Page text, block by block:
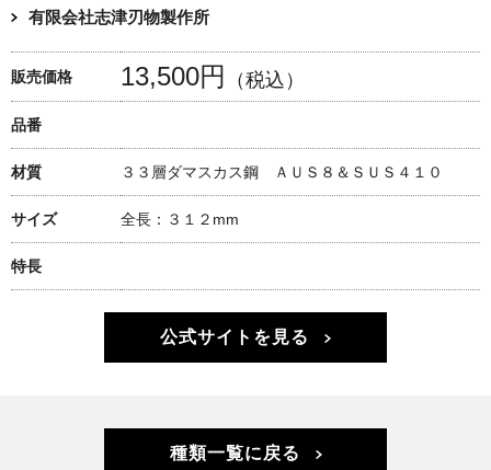
有限会社志津刃物製作所
販売価格 13,500円 （税込）
品番
材質 ３３層ダマスカス鋼 ＡＵＳ８＆ＳＵＳ４１０
サイズ 全長：３１２mm
特長
公式サイトを見る
種類一覧に戻る